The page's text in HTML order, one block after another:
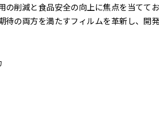
の削減と食品安全の向上に焦点を当てて
待の両方を満たすフィルムを革新し、開